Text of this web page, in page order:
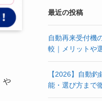
や
最近の投稿
自動再来受付機
較｜メリットや
【2026】自動
能・選び方まで